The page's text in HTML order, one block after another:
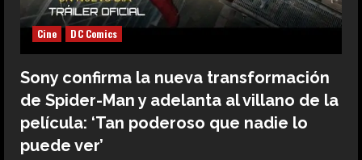
Cine DC Comics
Sony confirma la nueva transformación
de Spider-Man y adelanta al villano de la
película: ‘Tan poderoso que nadie lo
puede ver’